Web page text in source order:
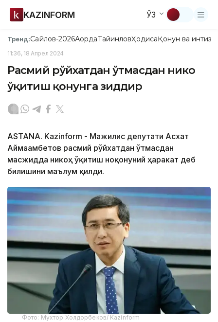
KAZINFORM ЎЗ
Тренд:Сайлов-2026АқордаТайинловҲодисаҚонун ва
11:36, 18 Апрел 2024
Расмий рўйхатдан ўтмасдан никоҳ
ўқитиш қонунга зиддир
ASTANA. Kazinform - Мажилис депутати Асхат
Аймағамбетов расмий рўйхатдан ўтмасдан
масжидда никоҳ ўқитиш ноқонуний ҳаракат деб
билишини маълум қилди.
Фото: Мухтор Холдорбеков/ Kazinform